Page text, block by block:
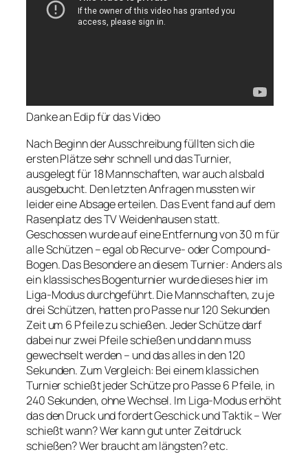
Danke an Edip für das Video
Nach Beginn der Ausschreibung füllten sich die
ersten Plätze sehr schnell und das Turnier,
ausgelegt für 18 Mannschaften, war auch alsbald
ausgebucht. Den letzten Anfragen mussten wir
leider eine Absage erteilen. Das Event fand auf dem
Rasenplatz des TV Weidenhausen statt.
Geschossen wurde auf eine Entfernung von 30 m für
alle Schützen – egal ob Recurve- oder Compound-
Bogen. Das Besondere an diesem Turnier: Anders als
ein klassisches Bogenturnier wurde dieses hier im
Liga-Modus durchgeführt. Die Mannschaften, zu je
drei Schützen, hatten pro Passe nur 120 Sekunden
Zeit um 6 Pfeile zu schießen. Jeder Schütze darf
dabei nur zwei Pfeile schießen und dann muss
gewechselt werden – und das alles in den 120
Sekunden. Zum Vergleich: Bei einem klassichen
Turnier schießt jeder Schütze pro Passe 6 Pfeile, in
240 Sekunden, ohne Wechsel. Im Liga-Modus erhöht
das den Druck und fordert Geschick und Taktik – Wer
schießt wann? Wer kann gut unter Zeitdruck
schießen? Wer braucht am längsten? etc.